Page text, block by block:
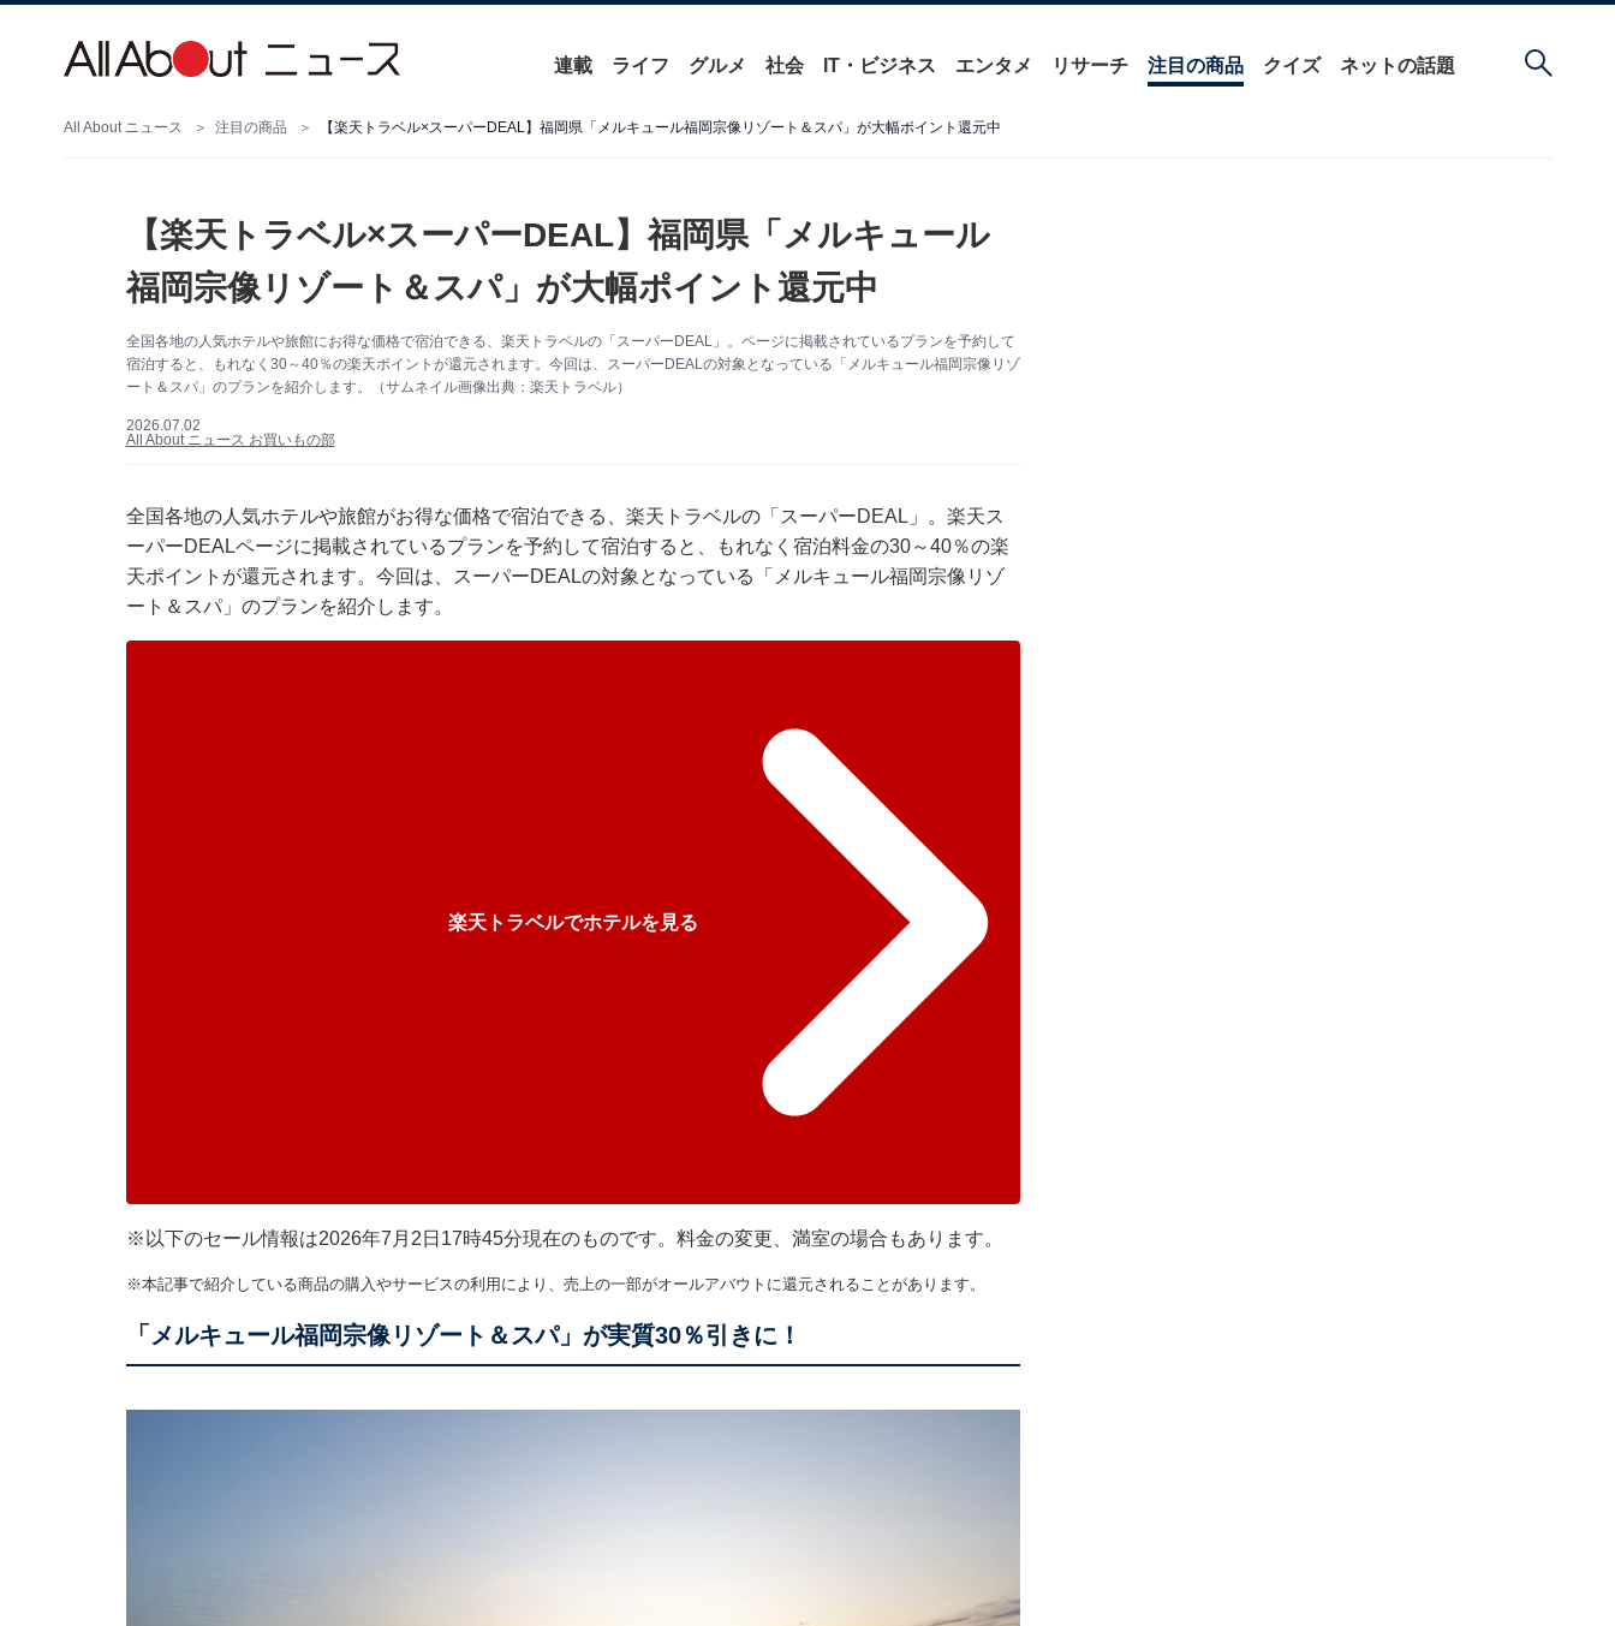
連載 ライフ グルメ 社会 IT・ビジネス エンタメ リサーチ 注目の商品 クイズ ネットの話題
All About ニュース 注目の商品 【楽天トラベル×スーパーDEAL】福岡県「メルキュール福岡宗像リゾート＆スパ」が大幅ポイント還元中
【楽天トラベル×スーパーDEAL】福岡県「メルキュール
福岡宗像リゾート＆スパ」が大幅ポイント還元中
全国各地の人気ホテルや旅館にお得な価格で宿泊できる、楽天トラベルの「スーパーDEAL」。ページに掲載されているプランを予約して
宿泊すると、もれなく30～40％の楽天ポイントが還元されます。今回は、スーパーDEALの対象となっている「メルキュール福岡宗像リゾ
ート＆スパ」のプランを紹介します。（サムネイル画像出典：楽天トラベル）
2026.07.02
All About ニュース お買いもの部
全国各地の人気ホテルや旅館がお得な価格で宿泊できる、 楽天トラベルの「スーパーDEAL」。楽天ス
ーパーDEALページに掲載されているプランを予約して宿泊すると、もれなく宿泊料金の30～40％の楽
天ポイントが還元されます。今回は、スーパーDEALの対象となっている「メルキュール福岡宗像リゾ
ート＆スパ」のプランを紹介します。
楽天トラベルでホテルを見る
※以下のセール情報は2026年7月2日17時45分現在のものです。料金の変更、満室の場合もあります。
※本記事で紹介している商品の購入やサービスの利用により、売上の一部がオールアバウトに還元されることがあります。
「メルキュール福岡宗像リゾート＆スパ」が実質30％引きに！